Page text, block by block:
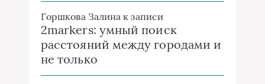
Горшкова Залина к записи
2markers: умный поиск
расстояний между городами и
не только